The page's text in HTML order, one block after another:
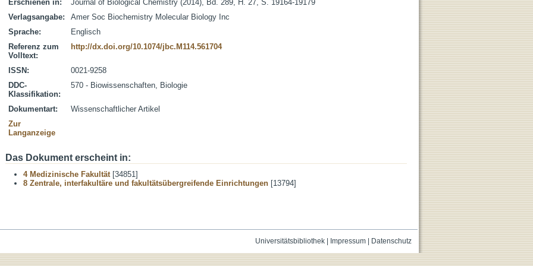
Erschienen in:
Journal of Biological Chemistry (2014), Bd. 289, H. 27, S. 19164-19179
Verlagsangabe:
Amer Soc Biochemistry Molecular Biology Inc
Sprache:
Englisch
Referenz zum
Volltext:
http://dx.doi.org/10.1074/jbc.M114.561704
ISSN:
0021-9258
DDC-
Klassifikation:
570 - Biowissenschaften, Biologie
Dokumentart:
Wissenschaftlicher Artikel
Zur
Langanzeige
Das Dokument erscheint in:
4 Medizinische Fakultät[34851]
8 Zentrale, interfakultäre und fakultätsübergreifende Einrichtungen [13794]
Universitätsbibliothek| Impressum| Datenschutz